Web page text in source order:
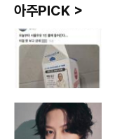
아주PICK >